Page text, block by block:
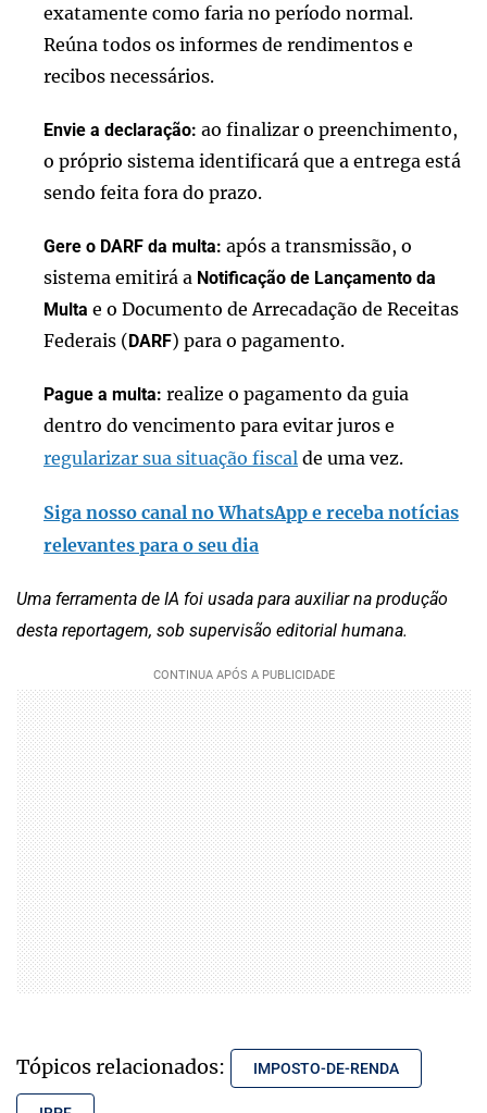
exatamente como faria no período normal.
Reúna todos os informes de rendimentos e
recibos necessários.
Envie a declaração: ao finalizar o preenchimento,
o próprio sistema identificará que a entrega está
sendo feita fora do prazo.
Gere o DARF da multa: após a transmissão, o
sistema emitirá a Notificação de Lançamento da
Multa e o Documento de Arrecadação de Receitas
Federais (DARF) para o pagamento.
Pague a multa: realize o pagamento da guia
dentro do vencimento para evitar juros e
regularizar sua situação fiscal de uma vez.
Siga nosso canal no WhatsApp e receba notícias
relevantes para o seu dia
Uma ferramenta de IA foi usada para auxiliar na produção
desta reportagem, sob supervisão editorial humana.
Tópicos relacionados: IMPOSTO-DE-RENDA